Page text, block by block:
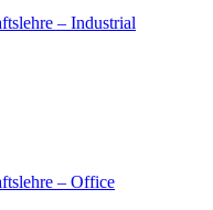
– Industrial
– Office